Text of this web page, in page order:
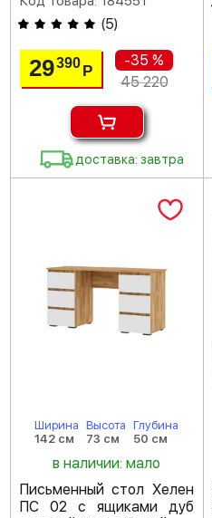
(5)
29390Р
-35 %
45 220
доставка: завтра
Ширина
142 см
Высота
73 см
Глубина
50 см
в наличии: мало
Письменный стол Хелен
ПС 02 с ящиками дуб